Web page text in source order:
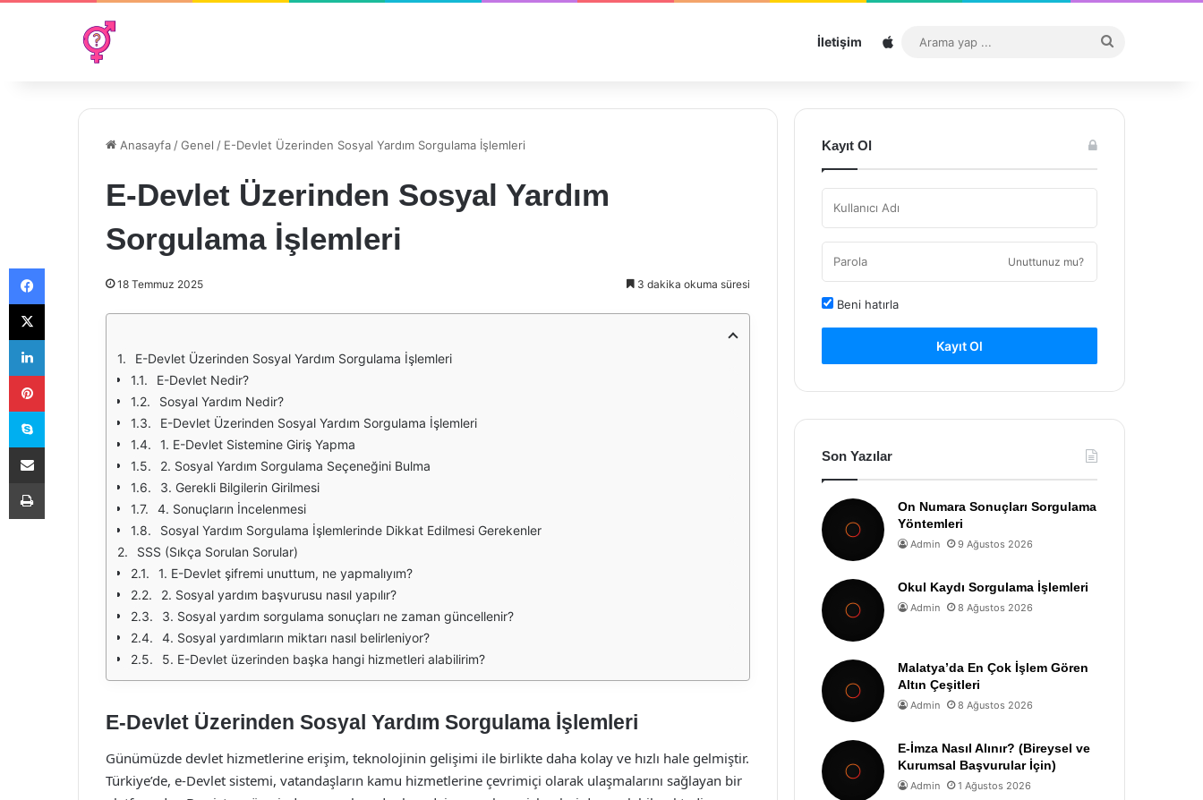
İletişim Sitemap
...
Anasayfa /Genel / E-Devlet Üzerinden Sosyal Yardım Sorgulama İşlemleri
E-Devlet Üzerinden Sosyal Yardım
Sorgulama İşlemleri
18 Temmuz 2025 3 dakika okuma süresi
E-Devlet Üzerinden Sosyal Yardım Sorgulama İşlemleri
E-Devlet Nedir?
Sosyal Yardım Nedir?
E-Devlet Üzerinden Sosyal Yardım Sorgulama İşlemleri
1. E-Devlet Sistemine Giriş Yapma
2. Sosyal Yardım Sorgulama Seçeneğini Bulma
3. Gerekli Bilgilerin Girilmesi
4. Sonuçların İncelenmesi
Sosyal Yardım Sorgulama İşlemlerinde Dikkat Edilmesi Gerekenler
SSS (Sıkça Sorulan Sorular)
1. E-Devlet şifremi unuttum, ne yapmalıyım?
2. Sosyal yardım başvurusu nasıl yapılır?
3. Sosyal yardım sorgulama sonuçları ne zaman güncellenir?
4. Sosyal yardımların miktarı nasıl belirleniyor?
5. E-Devlet üzerinden başka hangi hizmetleri alabilirim?
E-Devlet Üzerinden Sosyal Yardım Sorgulama İşlemleri
Günümüzde devlet hizmetlerine erişim, teknolojinin gelişimi ile birlikte daha kolay ve hızlı hale gelmiştir.
Türkiye’de, e-Devlet sistemi, vatandaşların kamu hizmetlerine çevrimiçi olarak ulaşmalarını sağlayan bir
Kayıt Ol
Unuttunuz mu?
Beni hatırla
Kayıt Ol
Son Yazılar
On Numara Sonuçları Sorgulama
Yöntemleri
Admin 9 Ağustos 2026
Okul Kaydı Sorgulama İşlemleri
Admin 8 Ağustos 2026
Malatya’da En Çok İşlem Gören
Altın Çeşitleri
Admin 8 Ağustos 2026
E-İmza Nasıl Alınır? (Bireysel ve
Kurumsal Başvurular İçin)
Admin 1 Ağustos 2026
Facebook
X
LinkedIn
Pinterest
Skype
E-Posta ile paylaş